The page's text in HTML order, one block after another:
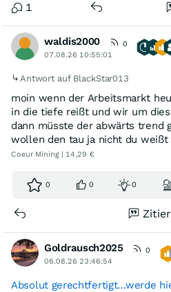
1
waldis2000
0
07.08.26 10:55:01
Antwort auf BlackStar013
moin wenn der Arbeitsmarkt
in die tiefe reißt und wir um
dann müsste der abwärts trend
wollen den tau ja nicht du weißt
Coeur Mining | 14,29 €
0 0 0
Goldrausch2025
0
06.08.26 23:46:54
Absolut gerechtfertigt…werde